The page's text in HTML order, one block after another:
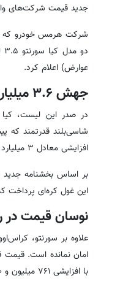
جدید قیمت شرکت‌های
شرکت هرمس خودرو که
عوارض) اعلام کرد.
جهش ۳.۶ میلیاردی؛ قیمت جدید کیا سورنتو ۲۰۲۶
افزایشی معادل ۳ میلیارد و ۶۵۰ میلیون تومان روبرو شده است.
این غول کره‌ای پرداخت
نوسان قیمت در
امان نمانده است. قیمت قبلی این خودرو ۵ میلیارد و ۷۵۰
با افزایشی ۷۶۱ میلیون و ۹۰۰ هزار تومانی همراه شده است.